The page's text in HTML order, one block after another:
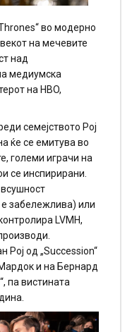
во модерно
на мечевите
над
медиумска
на HBO,
семејството Рој
ќе се емитува во
големи играчи на
се инспирирани.
забележлива) или
LVMH,
Рој од „Succession“
и на Бернард
па вистината